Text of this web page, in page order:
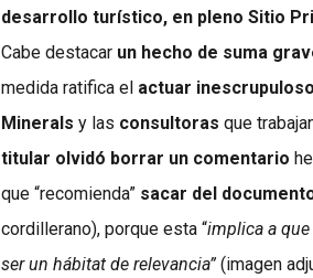
desarrollo turístico, en pleno Sitio
Cabe destacar un hecho de suma
medida ratifica el actuar inescrupuloso
Minerals y las consultoras que
titular olvidó borrar un comentario
que “recomienda” sacar del
cordillerano), porque esta “implica a
ser un hábitat de relevancia” (imagen